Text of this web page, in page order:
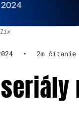
• 2m čítanie